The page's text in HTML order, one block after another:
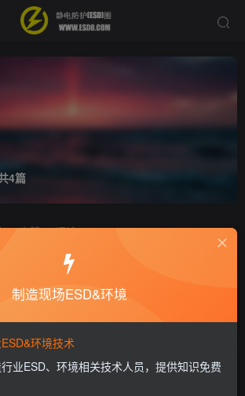
4篇
点赞 评论
制程中新型BPLU防静电材料对ESD的
ESD产品 行业新闻
6年前 2W+
ESD改善：压克力板材料防静电的改
制造现场ESD&环境
环境技术
业ESD、环境相关技术人员，提供知识免费